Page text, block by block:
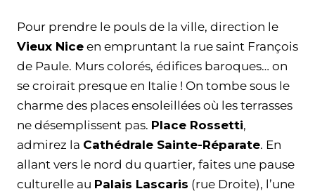
Pour prendre le pouls de la ville, direction le
Vieux Nice en empruntant la rue saint François
de Paule. Murs colorés, édifices baroques… on
se croirait presque en Italie ! On tombe sous le
charme des places ensoleillées où les terrasses
ne désemplissent pas. Place Rossetti,
admirez la Cathédrale Sainte-Réparate. En
allant vers le nord du quartier, faites une pause
culturelle au Palais Lascaris (rue Droite), l’une